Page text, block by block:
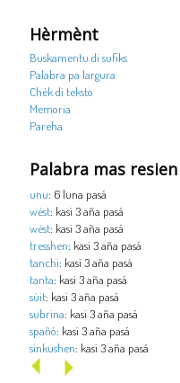
Hèrmènt
Buskamentu di sufiks
Palabra pa largura
Chèk di teksto
Memoria
Pareha
Palabra mas resien
unu: 6 luna pasá
wèst: kasi 3 aña pasá
wèst: kasi 3 aña pasá
tresshen: kasi 3 aña pasá
tanchi: kasi 3 aña pasá
tanta: kasi 3 aña pasá
sùit: kasi 3 aña pasá
subrina: kasi 3 aña pasá
spañó: kasi 3 aña pasá
sinkushen: kasi 3 aña pasá